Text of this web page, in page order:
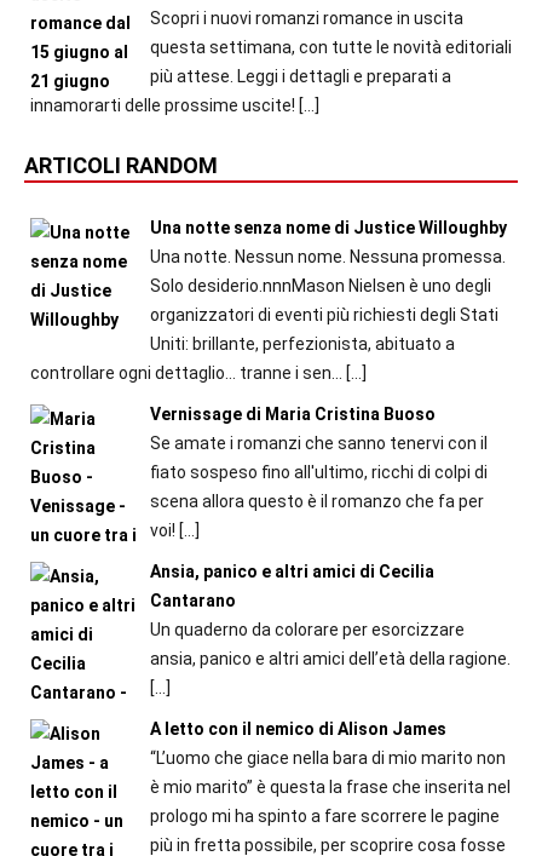
Scopri i nuovi romanzi romance in uscita
questa settimana, con tutte le novità editoriali
più attese. Leggi i dettagli e preparati a
innamorarti delle prossime uscite! […]
ARTICOLI RANDOM
Una notte senza nome di Justice Willoughby
Una notte. Nessun nome. Nessuna promessa.
Solo desiderio.nnnMason Nielsen è uno degli
organizzatori di eventi più richiesti degli Stati
Uniti: brillante, perfezionista, abituato a
controllare ogni dettaglio… tranne i sen...
[…]
Vernissage di Maria Cristina Buoso
Se amate i romanzi che sanno tenervi con il
fiato sospeso fino all'ultimo, ricchi di colpi di
scena allora questo è il romanzo che fa per
voi! […]
Ansia, panico e altri amici di Cecilia
Cantarano
Un quaderno da colorare per esorcizzare
ansia, panico e altri amici dell’età della ragione.
[…]
A letto con il nemico di Alison James
“L’uomo che giace nella bara di mio marito non
è mio marito” è questa la frase che inserita nel
prologo mi ha spinto a fare scorrere le pagine
più in fretta possibile, per scoprire cosa fosse